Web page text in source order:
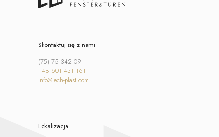
Skontaktuj się z nami
(75) 75 342 09
+48 601 431 161
info@lech-plast.com
Lokalizacja